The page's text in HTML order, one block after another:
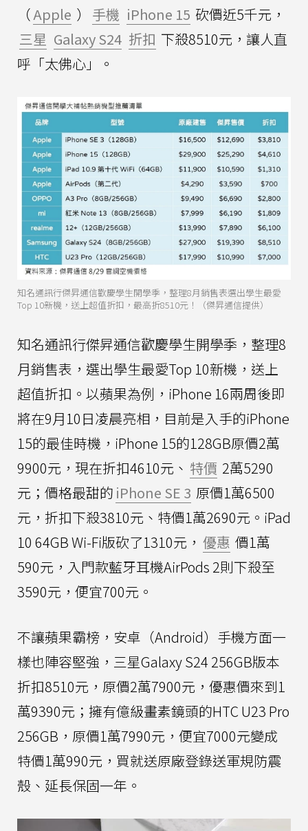
（Apple ） 手機 iPhone 15 砍價近5千元，
三星 Galaxy S24 折扣 下殺8510元，讓人直
呼「太佛心」。
知名通訊行傑昇通信歡慶學生開學季，整理8月銷售表選出學生最愛
Top 10新機，送上超值折扣，最高折8510元！（傑昇通信提供）
知名通訊行傑昇通信歡慶學生開學季，整理8
月銷售表，選出學生最愛Top 10新機，送上
超值折扣。以蘋果為例，iPhone 16兩周後即
將在9月10日凌晨亮相，目前是入手的iPhone
15的最佳時機，iPhone 15的128GB原價2萬
9900元，現在折扣4610元、 特價 2萬5290
元；價格最甜的 iPhone SE 3 原價1萬6500
元，折扣下殺3810元、特價1萬2690元。iPad
10 64GB Wi-Fi版砍了1310元， 優惠 價1萬
590元，入門款藍牙耳機AirPods 2則下殺至
3590元，便宜700元。
不讓蘋果霸榜，安卓（Android）手機方面一
樣也陣容堅強，三星Galaxy S24 256GB版本
折扣8510元，原價2萬7900元，優惠價來到1
萬9390元；擁有億級畫素鏡頭的HTC U23 Pro
256GB，原價1萬7990元，便宜7000元變成
特價1萬990元，買就送原廠登錄送軍規防震
殼、延長保固一年。